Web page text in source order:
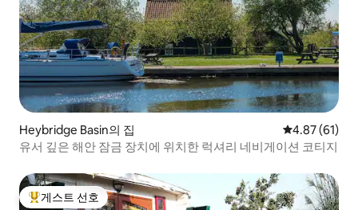
Heybridge Basin의 집 평점 4.87점
4.87 (61)
유서 깊은 해안 잠금 장치에 위치한 럭셔리 네비게이션 코티지
상위 게스트 선호
게스트 선호